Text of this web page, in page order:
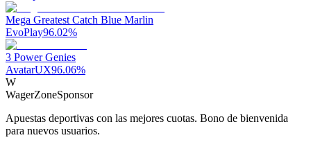
Mega Greatest Catch Blue Marlin
EvoPlay96.02%
3 Power Genies
AvatarUX96.06%
W
WagerZoneSponsor
Apuestas deportivas con las mejores cuotas. Bono de bienvenida
para nuevos usuarios.